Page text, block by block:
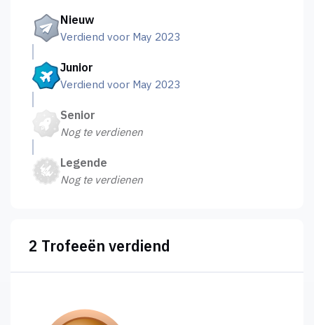
Nieuw
Verdiend voor May 2023
Junior
Verdiend voor May 2023
Senior
Nog te verdienen
Legende
Nog te verdienen
2 Trofeeën verdiend